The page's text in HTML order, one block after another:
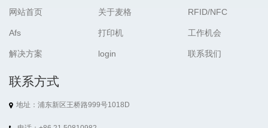
网站首页 关于麦格 RFID/NFC
Afs 打印机 工作机会
解决方案 login 联系我们
联系方式
地址：浦东新区王桥路999号1018D